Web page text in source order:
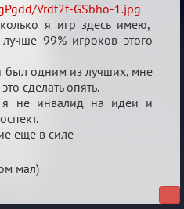
Vrdt2f-GSbho-1.jpg
я игр здесь имею,
99% игроков этого
был одним из лучших, мне
сделать опять.
не инвалид на идеи и
еще в силе
мал)